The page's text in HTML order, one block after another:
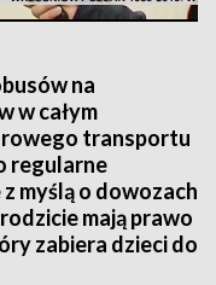
na
w całym
transportu
regularne
myślą o dowozach
mają prawo
zabiera dzieci do